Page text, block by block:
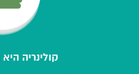
קולינריה היא